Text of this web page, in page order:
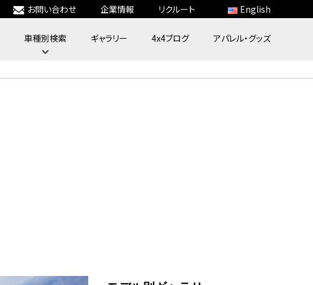
車種別検索 ギャラリー 4x4ブログ アパレル・グッズ
お問い合わせ 企業情報 リクルート English